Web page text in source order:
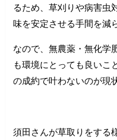
るため、草刈りや病害虫
味を安定させる手間を減
なので、無農薬・無化学
も環境にとっても良いこ
の成約で叶わないのが現
須田さんが草取りをする